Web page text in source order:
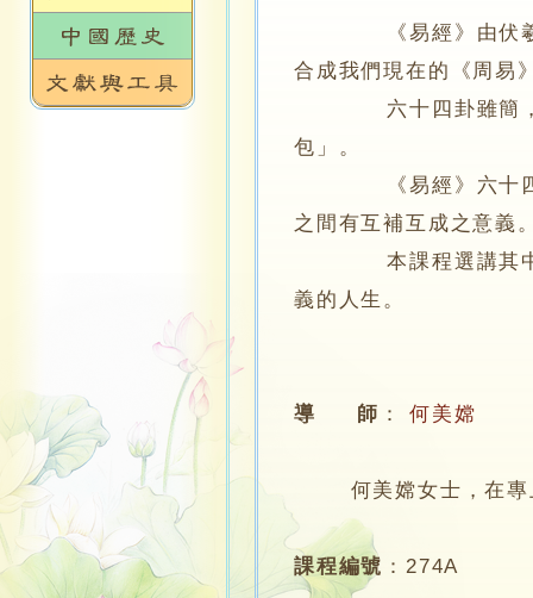
《易經》由伏羲
合成我們現在的《周易
六十四卦雖簡，卻包
包」。
《易經》六十四卦排
之間有互補互成之意義
本課程選講其中若干
義的人生。
導 師 ： 何美嫦
何美嫦女士，在專上
課程編號 ：274A